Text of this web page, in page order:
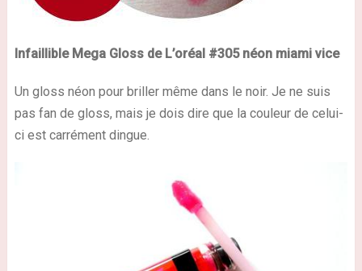
Infaillible Mega Gloss de L’oréal #305 néon miamivice
Un gloss néon pour briller même dans le noir. Je ne suis
pas fan de gloss, mais je dois dire que la couleur de celui-
ci est carrément dingue.